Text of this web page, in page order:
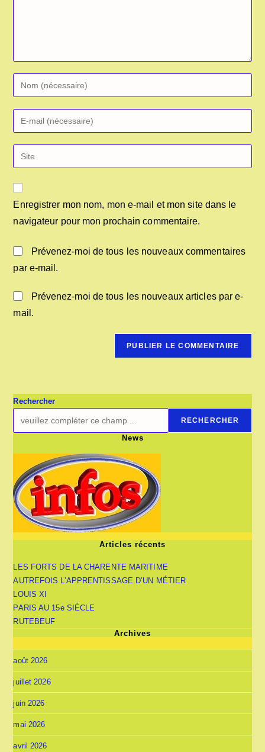
your
name
comment
your
email
address
l’URL
votre
site
(facultatif)
Enregistrer mon nom, mon e-mail et mon site dans le
navigateur pour mon prochain commentaire.
Prévenez-moi de tous les nouveaux commentaires
par e-mail.
Prévenez-moi de tous les nouveaux articles par e-
mail.
Rechercher
RECHERCHER
News
Articles récents
LES FORTS DE LA CHARENTE MARITIME
AUTREFOIS L’APPRENTISSAGE D’UN MÉTIER
LOUIS XI
PARIS AU 15e SIÈCLE
RUTEBEUF
Archives
août 2026
juillet 2026
juin 2026
mai 2026
avril 2026